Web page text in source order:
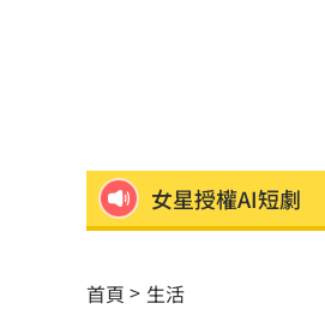
女星授權AI短劇
外資狂提款！國
首頁 生活